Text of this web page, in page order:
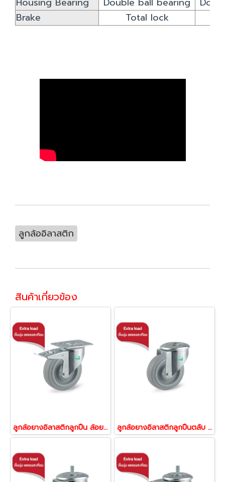
Brake
Total lock
ลูกล้ออิลาสติก
สินค้าเกี่ยวข้อง
ลูกล้อยางอิลาสติกลูกปืน ล้อยาง ล้อไม่ทำพื้นเป็นรอย ตลับรับน้ำหนัก 250-450 กก.แป้นเบรก รุ่น UFP ยี่ห้อ TENTE 13056,13063,13070 ลูกล้อยางอิลาสติกลูกปืนตลับ ล้อยาง ล้อไม่ทำพื้นเป็นรอย รับน้ำหนัก 250-450 กก.รูหมุน รุ่น UFP ยี่ห้อ TENTE 13209,13216,13223